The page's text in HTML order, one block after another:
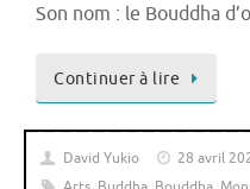
Son nom : le Bouddha
Continuer à lire
David Yukio 28 avril